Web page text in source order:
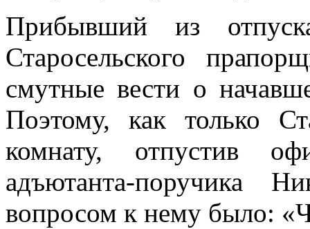
Прибывший из
Старосельского
смутные вести о
Поэтому, как только
комнату, отпустив
адъютанта-по­ручика
вопросом к нему было: